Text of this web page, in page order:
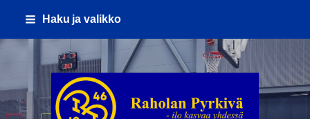
Siirry
Haku ja valikko
Raholan Pyrkivä ry